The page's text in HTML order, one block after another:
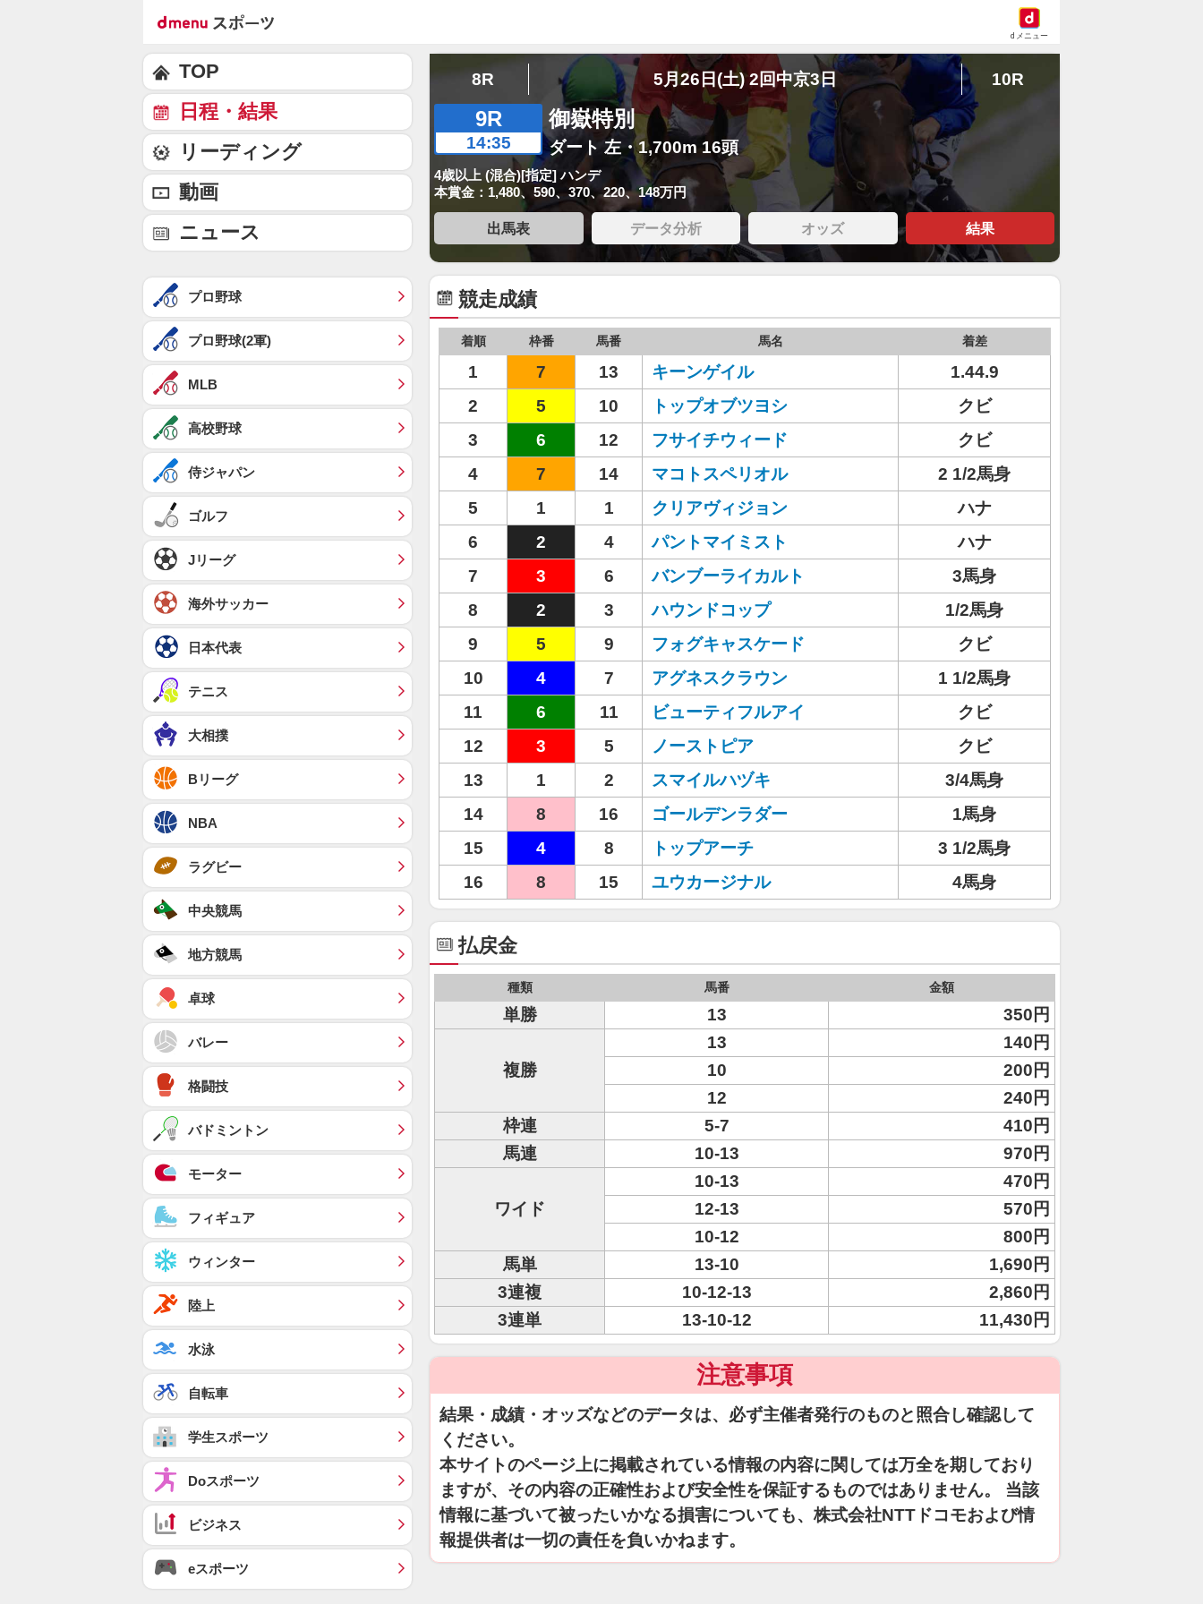
dメニュー
8R 5月26日(土) 2回中京3日 10R
9R
14:35
御嶽特別
ダート 左・1,700m 16頭
4歳以上 (混合)[指定] ハンデ
本賞金：1,480、590、370、220、148万円
出馬表 データ分析 オッズ 結果
競走成績
着順 枠番 馬番 馬名 着差
1 7 13 キーンゲイル
1.44.9
2
5 10 トップオブツヨシ
クビ
3
6 12 フサイチウィード
クビ
4
7 14 マコトスペリオル
2 1/2馬身
5
1 1 クリアヴィジョン
ハナ
6
2 4 パントマイミスト
ハナ
7
3 6 バンブーライカルト
3馬身
8
2 3 ハウンドコップ
1/2馬身
9
5 9 フォグキャスケード
クビ
10
4 7 アグネスクラウン
1 1/2馬身
11
6 11 ビューティフルアイ
クビ
12
3 5 ノーストピア
クビ
13
1 2 スマイルハヅキ
3/4馬身
14
8 16 ゴールデンラダー
1馬身
15
4 8 トップアーチ
3 1/2馬身
16
8 15 ユウカージナル 4馬身
払戻金
種類 馬番 金額
単勝 13 350円
複勝
13
140円
10
200円
12
240円
枠連
5-7
410円
馬連
10-13 970円
ワイド
10-13
470円
12-13
570円
10-12
800円
馬単
13-10
1,690円
3連複
10-12-13
2,860円
3連単
13-10-12 11,430円
注意事項
結果・成績・オッズなどのデータは、必ず主催者発行のものと照合し確認して
ください。
本サイトのページ上に掲載されている情報の内容に関しては万全を期しており
ますが、その内容の正確性および安全性を保証するものではありません。 当該
情報に基づいて被ったいかなる損害についても、株式会社NTTドコモおよび情
報提供者は一切の責任を負いかねます。
TOP
日程・結果
リーディング
動画
ニュース
プロ野球
プロ野球(2軍)
MLB
高校野球
侍ジャパン
ゴルフ
Jリーグ
海外サッカー
日本代表
テニス
大相撲
Bリーグ
NBA
ラグビー
中央競馬
地方競馬
卓球
バレー
格闘技
バドミントン
モーター
フィギュア
ウィンター
陸上
水泳
自転車
学生スポーツ
Doスポーツ
ビジネス
eスポーツ